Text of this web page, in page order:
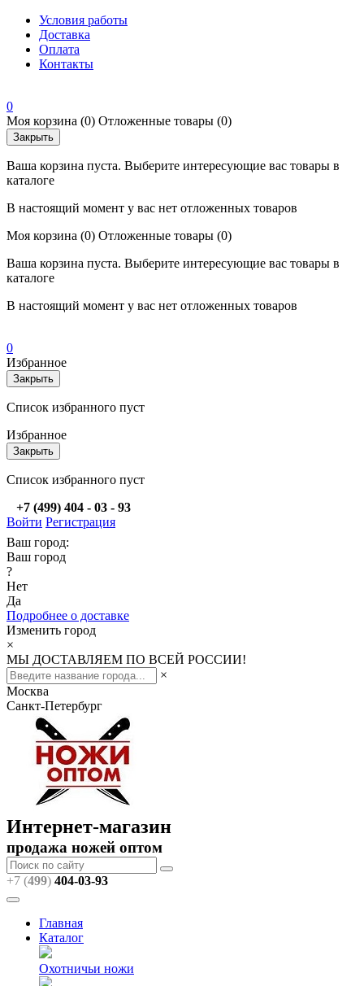
Условия работы
Доставка
Оплата
Контакты
0
Моя корзина (0) Отложенные товары (0)
Закрыть
Ваша корзина пуста. Выберите интересующие вас товары в
каталоге
В настоящий момент у вас нет отложенных товаров
Моя корзина (0) Отложенные товары (0)
Ваша корзина пуста. Выберите интересующие вас товары в
каталоге
В настоящий момент у вас нет отложенных товаров
0
Избранное
Закрыть
Список избранного пуст
Избранное
Закрыть
Список избранного пуст
+7 (499) 404 - 03 - 93
Войти Регистрация
Ваш город:
Ваш город
?
Нет
Да
Подробнее о доставке
Изменить город
×
МЫ ДОСТАВЛЯЕМ ПО ВСЕЙ РОССИИ!
×
Москва
Санкт-Петербург
Интернет-магазин
продажа ножей оптом
+7 (499) 404-03-93
Главная
Каталог
Охотничьи ножи